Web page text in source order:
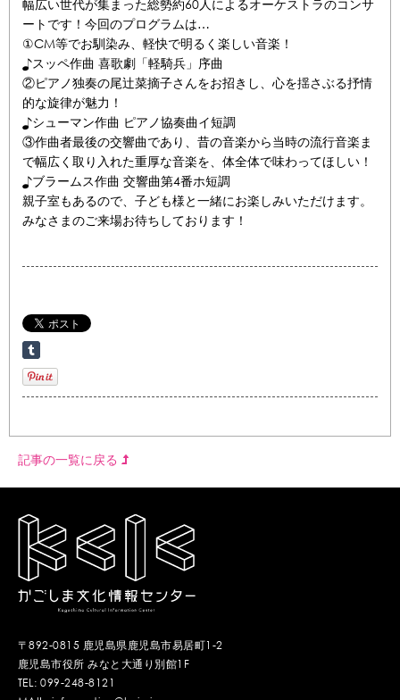
幅広い世代が集まった総勢約60人によるオーケストラのコンサ
ートです！今回のプログラムは…
①CM等でお馴染み、軽快で明るく楽しい音楽！
♪スッペ作曲 喜歌劇「軽騎兵」序曲
②ピアノ独奏の尾辻󠄀菜摘子さんをお招きし、心を揺さぶる抒情
的な旋律が魅力！
♪シューマン作曲 ピアノ協奏曲イ短調
③作曲者最後の交響曲であり、昔の音楽から当時の流行音楽ま
で幅広く取り入れた重厚な音楽を、体全体で味わってほしい！
♪ブラームス作曲 交響曲第4番ホ短調
親子室もあるので、子ども様と一緒にお楽しみいただけます。
みなさまのご来場お待ちしております！
記事の一覧に戻る
〒892-0815 鹿児島県鹿児島市易居町1-2
鹿児島市役所 みなと大通り別館1F
TEL: 099-248-8121